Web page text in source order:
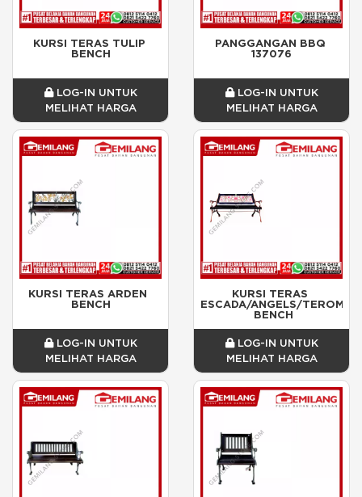
KURSI TERAS TULIP
BENCH
LOG-IN UNTUK
MELIHAT HARGA
PANGGANGAN BBQ
137076
LOG-IN UNTUK
MELIHAT HARGA
KURSI TERAS ARDEN
BENCH
LOG-IN UNTUK
MELIHAT HARGA
KURSI TERAS
ESCADA/ANGELS/
BENCH
LOG-IN UNTUK
MELIHAT HARGA